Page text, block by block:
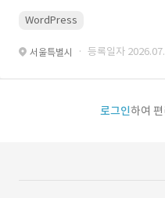
WordPress
서울특별시 · 등록일자
로그인하여